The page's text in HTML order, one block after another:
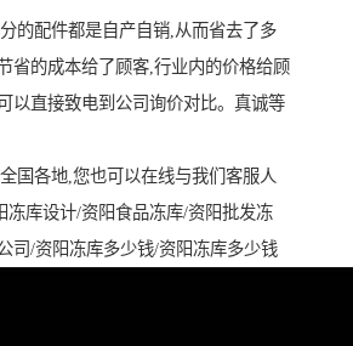
的配件都是自产自销,从而省去了多
省的成本给了顾客,行业内的价格给顾
以直接致电到公司询价对比。真诚等
国各地,您也可以在线与我们客服人
冻库设计/资阳食品冻库/资阳批发冻
司/资阳冻库多少钱/资阳冻库多少钱